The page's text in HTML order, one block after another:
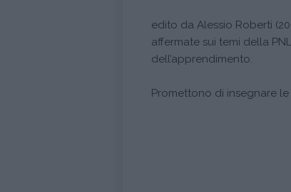
edito da Alessio Roberti
affermate sui temi della
dell’apprendimento.
Promettono di insegnare